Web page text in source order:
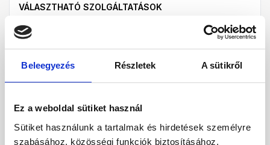
Beleegyezés Részletek A sütikről
Ez a weboldal sütiket használ
Sütiket használunk a tartalmak és hirdetések személyre
szabásához, közösségi funkciók biztosításához,
VÁLASZTHATÓ SZOLGÁLTATÁSOK
Útlemondási biztosítás
Vízum 13000 HUF
Nincs biztosítás
Premium biztosítás
Privileg biztosítás